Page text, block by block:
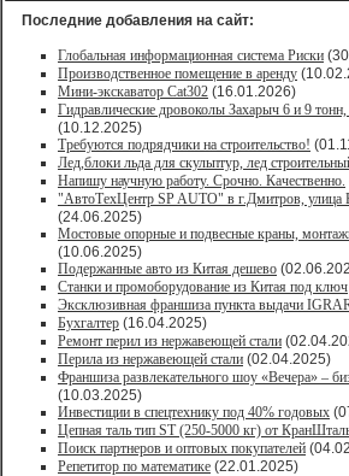
Последние добавления на сайт:
Глобальная информационная система Риски
Производственное помещение в аренду
Мини-экскаватор Cat302 (16.01.2026)
Гидравлические дровоколы Захарыч 6 и 9 тонн,
(10.12.2025)
Требуются подрядчики на строительство!
Лед,блоки льда для скульптур, лед
Напишу научную работу. Срочно. Качественно.
"АвтоТехЦентр SP AUTO" в г.Дмитров, улица
(24.06.2025)
Мостовые опорные и подвесные краны,
(10.06.2025)
Подержанные авто из Китая дешево
Станки и промоборудование из Китая под ключ
Эксклюзивная франшиза пункта выдачи
Бухгалтер (16.04.2025)
Ремонт перил из нержавеющей стали
Перила из нержавеющей стали (02.04.2025)
Франшиза развлекательного шоу «Вечера» –
(10.03.2025)
Инвестиции в спецтехнику под 40% годовых
Цепная таль тип ST (250-5000 кг) от
Поиск партнеров и оптовых покупателей
Репетитор по математике (22.01.2025)